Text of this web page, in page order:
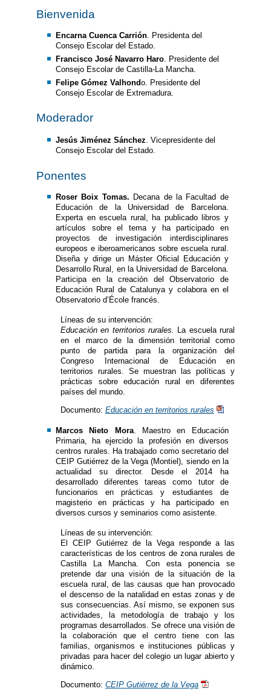
Bienvenida
Encarna Cuenca Carrión. Presidenta del
Consejo Escolar del Estado.
Francisco José Navarro Haro. Presidente del
Consejo Escolar de Castilla-La Mancha.
Felipe Gómez Valhondo. Presidente del
Consejo Escolar de Extremadura.
Moderador
Jesús Jiménez Sánchez. Vicepresidente del
Consejo Escolar del Estado.
Ponentes
Roser Boix Tomas. Decana de la Facultad de
Educación de la Universidad de Barcelona.
Experta en escuela rural, ha publicado libros y
artículos sobre el tema y ha participado en
proyectos de investigación interdisciplinares
europeos e iberoamericanos sobre escuela rural.
Diseña y dirige un Máster Oficial Educación y
Desarrollo Rural, en la Universidad de Barcelona.
Participa en la creación del Observatorio de
Educación Rural de Catalunya y colabora en el
Observatorio d’École francés.
Líneas de su intervención:
Educación en territorios rurales.
La escuela rural
en el marco de la dimensión territorial como
punto de partida para la organización del
Congreso Internacional de Educación en
territorios rurales. Se muestran las políticas y
prácticas sobre educación rural en diferentes
países del mundo.
Documento: Educación en territorios rurales
Marcos Nieto Mora. Maestro en Educación
Primaria, ha ejercido la profesión en diversos
centros rurales. Ha trabajado como secretario del
CEIP Gutiérrez de la Vega (Montiel), siendo en la
actualidad su director. Desde el 2014 ha
desarrollado diferentes tareas como tutor de
funcionarios en prácticas y estudiantes de
magisterio en prácticas y ha participado en
diversos cursos y seminarios como asistente.
Líneas de su intervención:
El CEIP Gutiérrez de la Vega responde a las
características de los centros de zona rurales de
Castilla La Mancha. Con esta ponencia se
pretende dar una visión de la situación de la
escuela rural, de las causas que han provocado
el descenso de la natalidad en estas zonas y de
sus consecuencias. Así mismo, se exponen sus
actividades, la metodología de trabajo y los
programas desarrollados. Se ofrece una visión de
la colaboración que el centro tiene con las
familias, organismos e instituciones públicas y
privadas para hacer del colegio un lugar abierto y
dinámico.
Documento: CEIP Gutiérrez de la Vega